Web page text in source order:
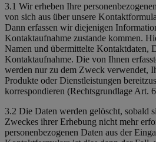
3.1 Wir erheben Ihre
von sich aus über unsere
Dann erfassen wir diejenigen
Kontaktaufnahme zustande kommen.
Namen und übermittelte Kontaktdaten,
Kontaktaufnahme. Die von Ihnen
werden nur zu dem Zweck verwendet,
Produkte oder Dienstleistungen
korrespondieren (Rechtsgrundlage Art.
3.2 Die Daten werden gelöscht, sobald
Zweckes ihrer Erhebung nicht mehr
personenbezogenen Daten aus der